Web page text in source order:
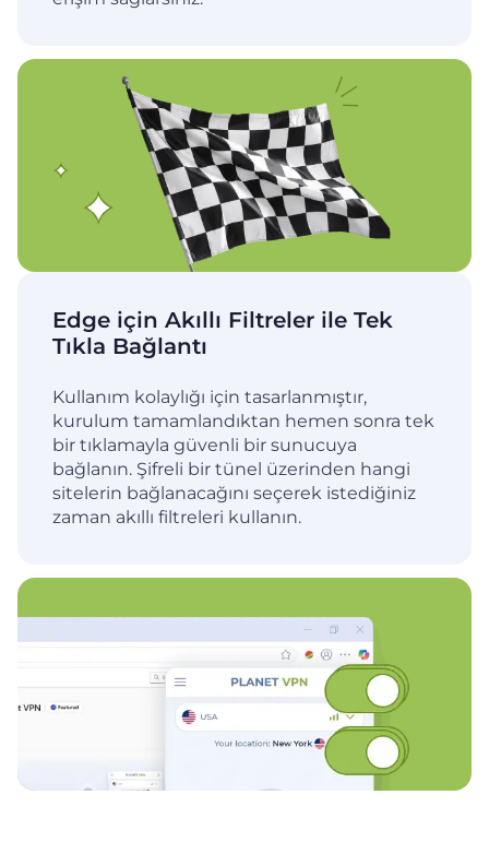
Edge için Akıllı Filtreler ile Tek
Tıkla Bağlantı
Kullanım kolaylığı için tasarlanmıştır,
kurulum tamamlandıktan hemen sonra tek
bir tıklamayla güvenli bir sunucuya
bağlanın. Şifreli bir tünel üzerinden hangi
sitelerin bağlanacağını seçerek istediğiniz
zaman akıllı filtreleri kullanın.